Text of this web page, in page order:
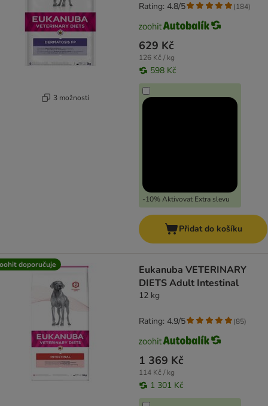
3 možností
629 Kč
126 Kč / kg
598 Kč
-10% Aktivovat Extra slevu
Rating: 4.8/5 (184)
Přidat do košíku
doporučuje
Eukanuba VETERINARY
DIETS Adult Intestinal
12 kg
1 369 Kč
114 Kč / kg
1 301 Kč
Rating: 4.9/5 (85)